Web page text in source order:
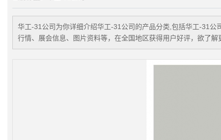
华工-31公司为你详细介绍华工-31公司的产品分类,包括华工-31公
行情、展会信息、图片资料等，在全国地区获得用户好评，欲了